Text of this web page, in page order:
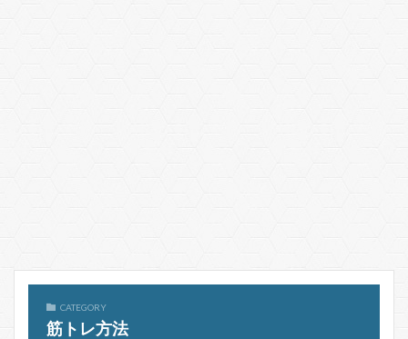
CATEGORY
筋トレ方法